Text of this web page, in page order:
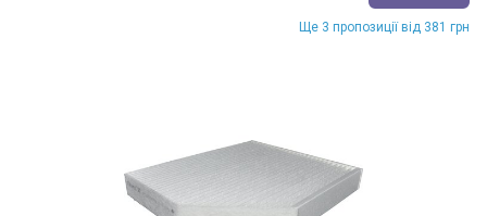
Ще 3 пропозиції від 381 грн